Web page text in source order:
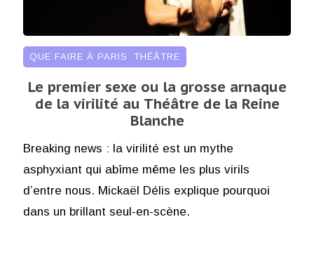
QUE FAIRE À PARIS THÉÂTRE
Le premier sexe ou la grosse arnaque
de la virilité au Théâtre de la Reine
Blanche
Breaking news : la virilité est un mythe
asphyxiant qui abîme même les plus virils
d’entre nous. Mickaël Délis explique pourquoi
dans un brillant seul-en-scène.